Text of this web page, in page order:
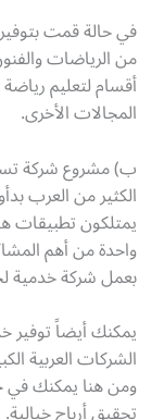
في حالة قمت
من الرياضات
أقسام لتعليم رياضة
المجالات الأخرى.
ب) مشروع شركة
الكثير من العرب
يمتلكون تطبيقات
واحدة من أهم
بعمل شركة خدمية
يمكنك أيضاً توفير
الشركات العربية
ومن هنا يمكنك